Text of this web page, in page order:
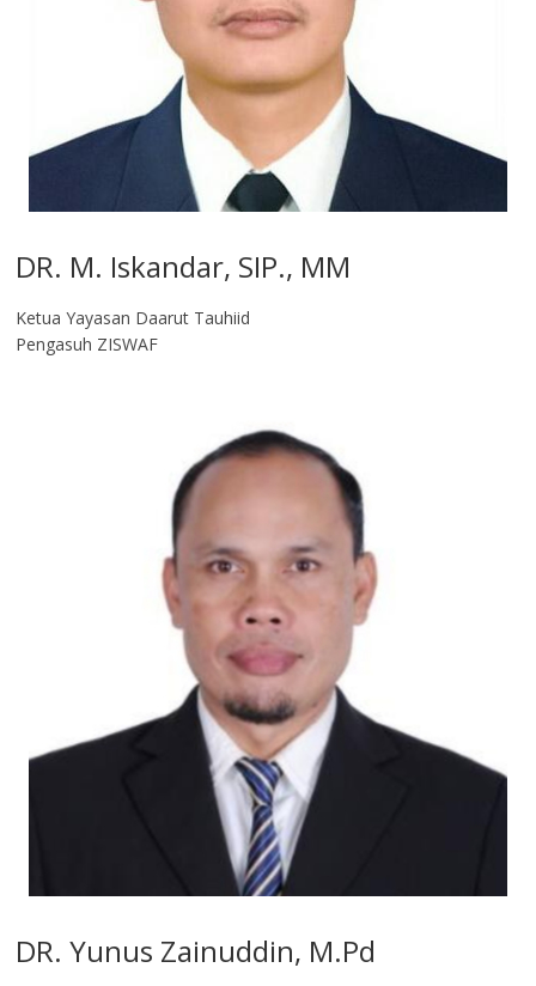
DR. M. Iskandar, SIP., MM
Ketua Yayasan Daarut Tauhiid
Pengasuh ZISWAF
DR. Yunus Zainuddin, M.Pd